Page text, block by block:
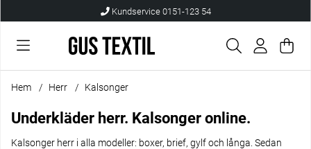
Kundservice 0151-123 54
.
Hem Herr Kalsonger
Underkläder herr. Kalsonger online.
Kalsonger herr i alla modeller: boxer, brief, gylf och långa. Sedan